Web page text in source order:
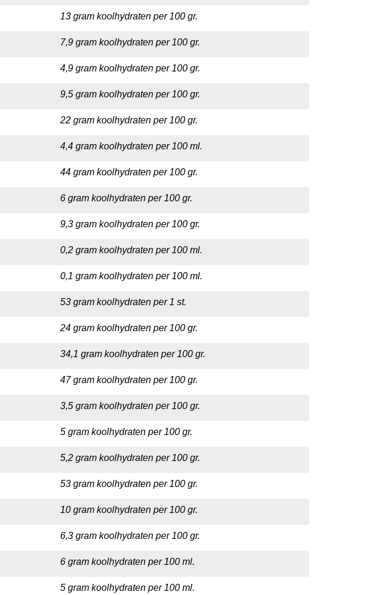
13 gram koolhydraten per 100 gr.
7,9 gram koolhydraten per 100 gr.
4,9 gram koolhydraten per 100 gr.
9,5 gram koolhydraten per 100 gr.
22 gram koolhydraten per 100 gr.
4,4 gram koolhydraten per 100 ml.
44 gram koolhydraten per 100 gr.
6 gram koolhydraten per 100 gr.
9,3 gram koolhydraten per 100 gr.
0,2 gram koolhydraten per 100 ml.
0,1 gram koolhydraten per 100 ml.
53 gram koolhydraten per 1 st.
24 gram koolhydraten per 100 gr.
34,1 gram koolhydraten per 100 gr.
47 gram koolhydraten per 100 gr.
3,5 gram koolhydraten per 100 gr.
5 gram koolhydraten per 100 gr.
5,2 gram koolhydraten per 100 gr.
53 gram koolhydraten per 100 gr.
10 gram koolhydraten per 100 gr.
6,3 gram koolhydraten per 100 gr.
6 gram koolhydraten per 100 ml.
5 gram koolhydraten per 100 ml.